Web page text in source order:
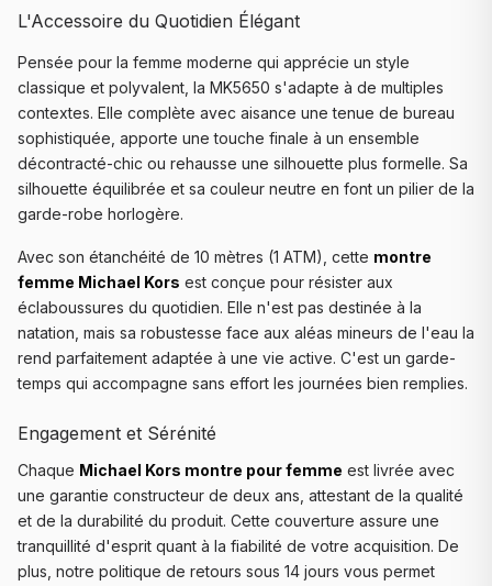
L'Accessoire du Quotidien Élégant
Pensée pour la femme moderne qui apprécie un style
classique et polyvalent, la MK5650 s'adapte à de multiples
contextes. Elle complète avec aisance une tenue de bureau
sophistiquée, apporte une touche finale à un ensemble
décontracté-chic ou rehausse une silhouette plus formelle. Sa
silhouette équilibrée et sa couleur neutre en font un pilier de la
garde-robe horlogère.
Avec son étanchéité de 10 mètres (1 ATM), cette montre
femme Michael Kors est conçue pour résister aux
éclaboussures du quotidien. Elle n'est pas destinée à la
natation, mais sa robustesse face aux aléas mineurs de l'eau la
rend parfaitement adaptée à une vie active. C'est un garde-
temps qui accompagne sans effort les journées bien remplies.
Engagement et Sérénité
Chaque Michael Kors montre pour femme est livrée avec
une garantie constructeur de deux ans, attestant de la qualité
et de la durabilité du produit. Cette couverture assure une
tranquillité d'esprit quant à la fiabilité de votre acquisition. De
plus, notre politique de retours sous 14 jours vous permet